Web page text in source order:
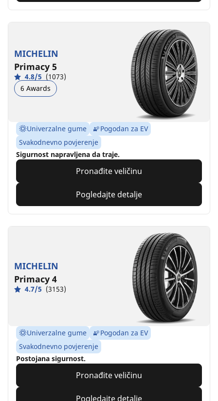
MICHELIN
Primacy 5
4.8/5 (1073)
6 Awards
Univerzalne gume
Pogodan za EV
Svakodnevno povjerenje
Sigurnost napravljena da traje.
Pronađite veličinu
Pogledajte detalje
MICHELIN
Primacy 4
4.7/5 (3153)
Univerzalne gume
Pogodan za EV
Svakodnevno povjerenje
Postojana sigurnost.
Pronađite veličinu
Pogledajte detalje